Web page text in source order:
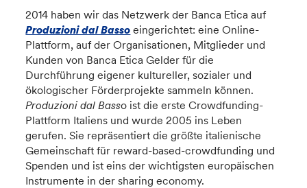
2014 haben wir das Netzwerk der Banca Etica auf
Produzioni dal Basso eingerichtet: eine Online-
Plattform, auf der Organisationen, Mitglieder und
Kunden von Banca Etica Gelder für die
Durchführung eigener kultureller, sozialer und
ökologischer Förderprojekte sammeln können.
Produzioni dal Basso ist die erste Crowdfunding-
Plattform Italiens und wurde 2005 ins Leben
gerufen. Sie repräsentiert die größte italienische
Gemeinschaft für reward-based-crowdfunding und
Spenden und ist eins der wichtigsten europäischen
Instrumente in der sharing economy.